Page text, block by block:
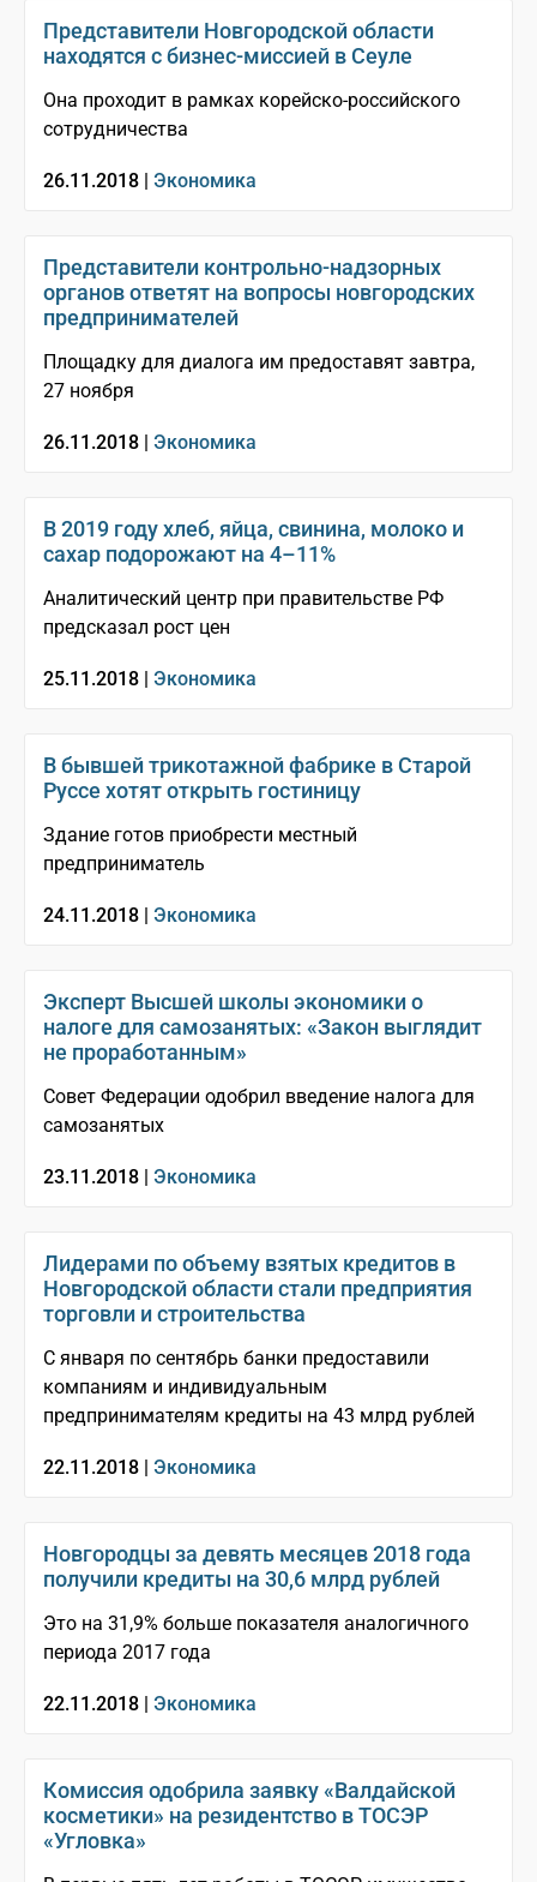
Представители Новгородской области
находятся с бизнес-миссией в Сеуле
Она проходит в рамках корейско-российского
сотрудничества
26.11.2018 | Экономика
Представители контрольно-надзорных
органов ответят на вопросы новгородских
предпринимателей
Площадку для диалога им предоставят завтра,
27 ноября
26.11.2018 | Экономика
В 2019 году хлеб, яйца, свинина, молоко и
сахар подорожают на 4–11%
Аналитический центр при правительстве РФ
предсказал рост цен
25.11.2018 | Экономика
В бывшей трикотажной фабрике в Старой
Руссе хотят открыть гостиницу
Здание готов приобрести местный
предприниматель
24.11.2018 | Экономика
Эксперт Высшей школы экономики о
налоге для самозанятых: «Закон выглядит
не проработанным»
Совет Федерации одобрил введение налога для
самозанятых
23.11.2018 | Экономика
Лидерами по объему взятых кредитов в
Новгородской области стали предприятия
торговли и строительства
С января по сентябрь банки предоставили
компаниям и индивидуальным
предпринимателям кредиты на 43 млрд рублей
22.11.2018 | Экономика
Новгородцы за девять месяцев 2018 года
получили кредиты на 30,6 млрд рублей
Это на 31,9% больше показателя аналогичного
периода 2017 года
22.11.2018 | Экономика
Комиссия одобрила заявку «Валдайской
косметики» на резидентство в ТОСЭР
«Угловка»